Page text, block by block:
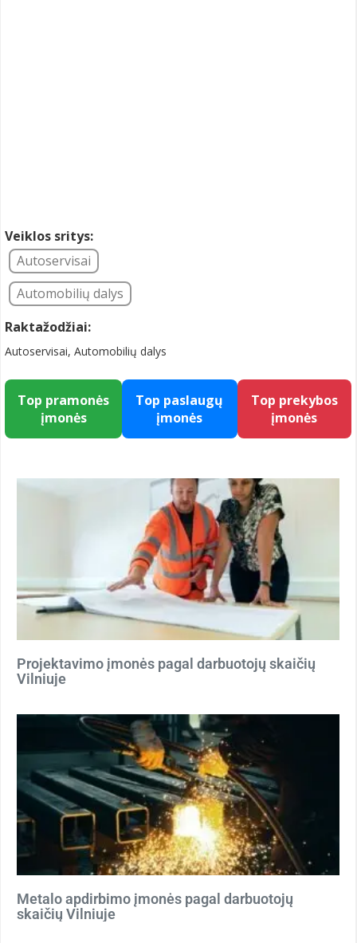
Veiklos sritys:
Autoservisai
Automobilių dalys
Raktažodžiai:
Autoservisai, Automobilių dalys
Top pramonės
įmonės
Top paslaugų
įmonės
Top prekybos
įmonės
Projektavimo įmonės pagal darbuotojų skaičių
Vilniuje
Metalo apdirbimo įmonės pagal darbuotojų
skaičių Vilniuje